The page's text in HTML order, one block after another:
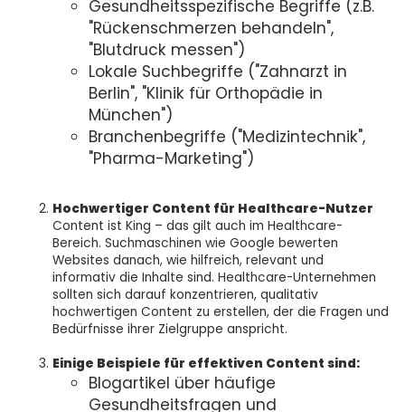
Gesundheitsspezifische Begriffe (z.B.
"Rückenschmerzen behandeln",
"Blutdruck messen")
Lokale Suchbegriffe ("Zahnarzt in
Berlin", "Klinik für Orthopädie in
München")
Branchenbegriffe ("Medizintechnik",
"Pharma-Marketing")
Hochwertiger Content für Healthcare-Nutzer
Content ist King – das gilt auch im Healthcare-
Bereich. Suchmaschinen wie Google bewerten
Websites danach, wie hilfreich, relevant und
informativ die Inhalte sind. Healthcare-Unternehmen
sollten sich darauf konzentrieren, qualitativ
hochwertigen Content zu erstellen, der die Fragen und
Bedürfnisse ihrer Zielgruppe anspricht.
Einige Beispiele für effektiven Content sind:
Blogartikel über häufige
Gesundheitsfragen und